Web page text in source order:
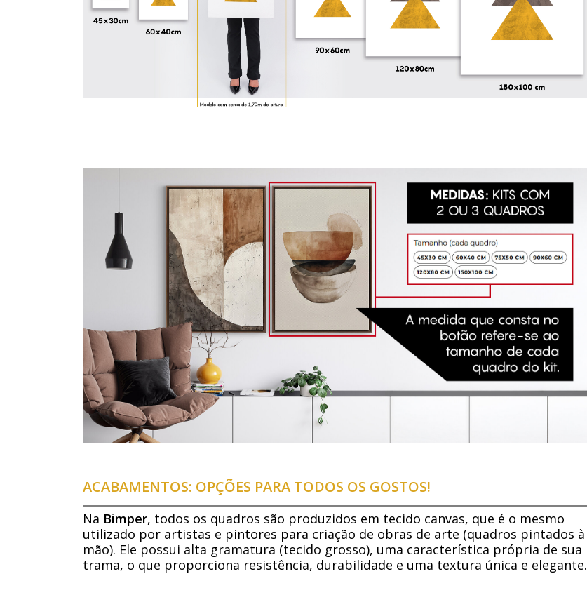
ACABAMENTOS: OPÇÕES PARA TODOS OS GOSTOS!
Na Bimper, todos os quadros são produzidos em tecido canvas, que é o mesmo
utilizado por artistas e pintores para criação de obras de arte (quadros pintados à
mão). Ele possui alta gramatura (tecido grosso), uma característica própria de sua
trama, o que proporciona resistência, durabilidade e uma textura única e elegante.